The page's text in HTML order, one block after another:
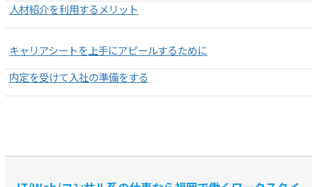
人材紹介を利用するメリット
キャリアシートを上手にアピールするために
内定を受けて入社の準備をする